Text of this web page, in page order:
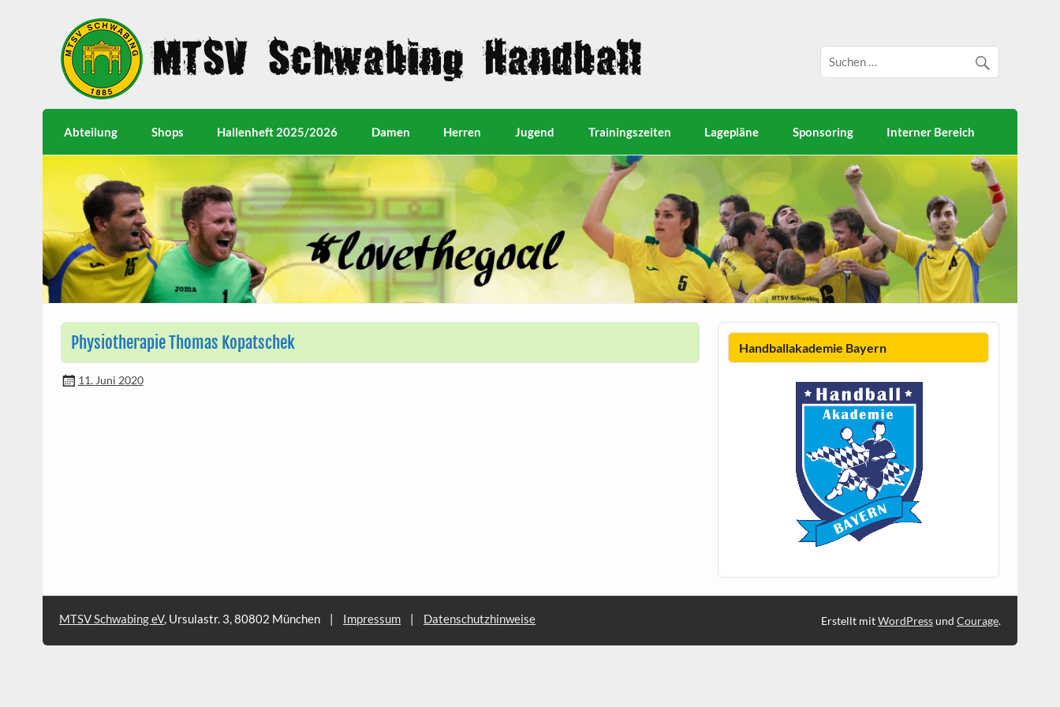
Abteilung Shops Hallenheft 2025/2026 Damen Herren Jugend Trainingszeiten Lagepläne Sponsoring Interner Bereich
Physiotherapie Thomas Kopatschek
11. Juni 2020
Handballakademie Bayern
MTSV Schwabing eV, Ursulastr. 3, 80802 München | Impressum | Datenschutzhinweise Erstellt mitWordPressund Courage.